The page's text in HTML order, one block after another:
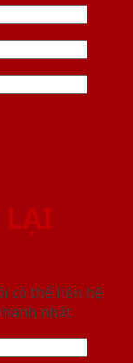
LẠI
có thể liên hệ
nhất.